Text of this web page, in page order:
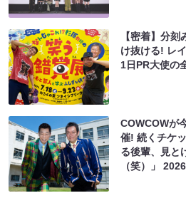
【密着】分
け抜ける! レ
1日PR大使の
COWCOWが
催! 続くチケ
る後輩、見と
（笑）」